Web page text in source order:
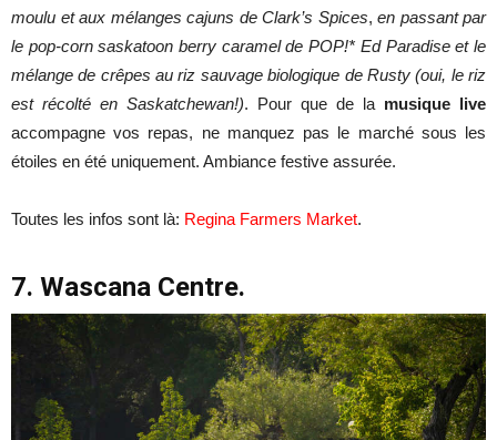
moulu et aux mélanges cajuns de Clark’s Spices, en passant par
le pop-corn saskatoon berry caramel de POP!* Ed Paradise et le
mélange de crêpes au riz sauvage biologique de Rusty (oui, le riz
est récolté en Saskatchewan!). Pour que de la musique live
accompagne vos repas, ne manquez pas le marché sous les
étoiles en été uniquement. Ambiance festive assurée.
Toutes les infos sont là: Regina Farmers Market.
7. Wascana Centre.